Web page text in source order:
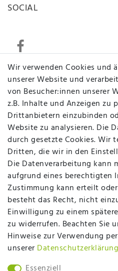
SOCIAL
Betten Seifert – Ihr
Matratzen, Bettwaren &
möchten richtig gut
qualitativ hochwertige
Fachberatung für
Bettwaren? Dann sind Sie
Ob online oder vor Ort im
Ibbenbüren - wir beraten
Mehr erfahren
Wir verwenden Cookies und
unserer Website und
von Besucher:innen unserer
z.B. Inhalte und Anzeigen zu
Drittanbietern einzubinden
Website zu analysieren. Die
durch gesetzte Cookies. Wir
Dritten, die wir in den
Die Datenverarbeitung kann
aufgrund eines berechtigten
Zustimmung kann erteilt
besteht das Recht, nicht
Einwilligung zu einem
zu widerrufen. Beachten Sie
Hinweise zur Verwendung
unserer Daten­schutz­erklärung
plentymarkets Template